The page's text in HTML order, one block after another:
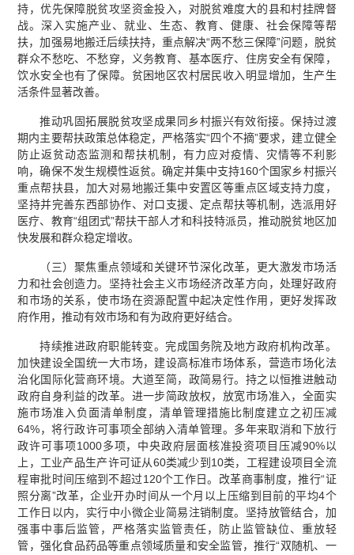
持，优先保障脱贫攻坚资金投入，对脱贫难度大的县和村挂牌督
战。深入实施产业、就业、生态、教育、健康、社会保障等帮
扶，加强易地搬迁后续扶持，重点解决“两不愁三保障”问题，脱贫
群众不愁吃、不愁穿，义务教育、基本医疗、住房安全有保障，
饮水安全也有了保障。贫困地区农村居民收入明显增加，生产生
活条件显著改善。
推动巩固拓展脱贫攻坚成果同乡村振兴有效衔接。保持过渡
期内主要帮扶政策总体稳定，严格落实“四个不摘”要求，建立健全
防止返贫动态监测和帮扶机制，有力应对疫情、灾情等不利影
响，确保不发生规模性返贫。确定并集中支持160个国家乡村振兴
重点帮扶县，加大对易地搬迁集中安置区等重点区域支持力度，
坚持并完善东西部协作、对口支援、定点帮扶等机制，选派用好
医疗、教育“组团式”帮扶干部人才和科技特派员，推动脱贫地区加
快发展和群众稳定增收。
（三）聚焦重点领域和关键环节深化改革，更大激发市场活
力和社会创造力。坚持社会主义市场经济改革方向，处理好政府
和市场的关系，使市场在资源配置中起决定性作用，更好发挥政
府作用，推动有效市场和有为政府更好结合。
持续推进政府职能转变。完成国务院及地方政府机构改革。
加快建设全国统一大市场，建设高标准市场体系，营造市场化法
治化国际化营商环境。大道至简，政简易行。持之以恒推进触动
政府自身利益的改革。进一步简政放权，放宽市场准入，全面实
施市场准入负面清单制度，清单管理措施比制度建立之初压减
64%，将行政许可事项全部纳入清单管理。多年来取消和下放行
政许可事项1000多项，中央政府层面核准投资项目压减90%以
上，工业产品生产许可证从60类减少到10类，工程建设项目全流
程审批时间压缩到不超过120个工作日。改革商事制度，推行“证
照分离”改革，企业开办时间从一个月以上压缩到目前的平均4个
工作日以内，实行中小微企业简易注销制度。坚持放管结合，加
强事中事后监管，严格落实监管责任，防止监管缺位、重放轻
管，强化食品药品等重点领域质量和安全监管，推行“双随机、一